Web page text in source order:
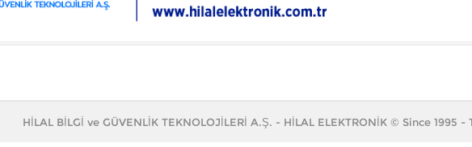
HİLAL BİLGİ ve GÜVENLİK TEKNOLOJİLERİ A.Ş. - HİLAL ELEKTRONİK© Since 1995 -